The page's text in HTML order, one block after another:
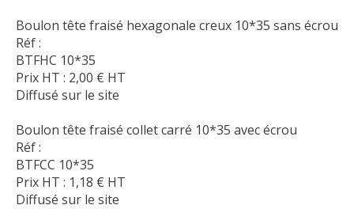
Boulon tête fraisé hexagonale creux 10*35 sans écrou
Réf :
BTFHC 10*35
Prix HT : 2,00 € HT
Diffusé sur le site
Boulon tête fraisé collet carré 10*35 avec écrou
Réf :
BTFCC 10*35
Prix HT : 1,18 € HT
Diffusé sur le site